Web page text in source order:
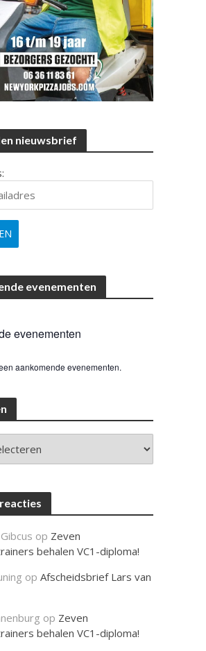
nieuwsbrief
evenementen
evenementen
aankomende evenementen.
op Zeven
behalen VC1-diploma!
opAfscheidsbrief Lars van
op Zeven
behalen VC1-diploma!